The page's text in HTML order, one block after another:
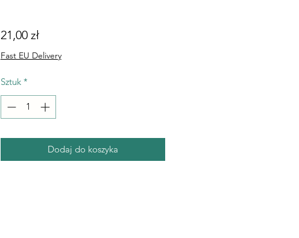
21,00 złCena
Fast EU Delivery
Sztuk *
Dodaj do koszyka